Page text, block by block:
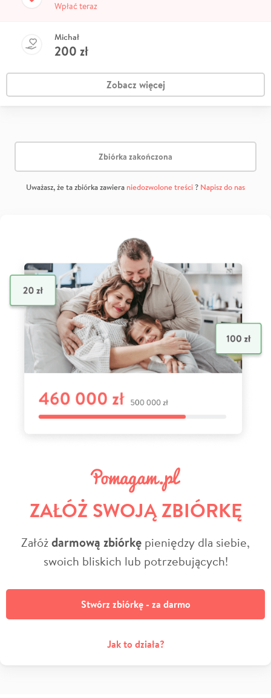
Wpłać teraz
Michał
200 zł
Zobacz więcej
Zbiórka zakończona
Uważasz, że ta zbiórka zawiera niedozwolone treści? Napisz do nas
ZAŁÓŻ SWOJĄ ZBIÓRKĘ
Załóżdarmową zbiórkę pieniędzy dla siebie,
swoich bliskich lub potrzebujących!
Stwórz zbiórkę - za darmo
Jak to działa?